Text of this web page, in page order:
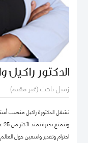
الدكتور راكيل
زميل باحث (غير مقيم)
تشغل الدكتورة راكيل منصب
احترام وتقدير واسعين حول